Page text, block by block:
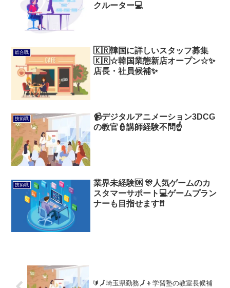
クルーター💻
総合職
🇰🇷韓国に詳しいスタッフ募集
🇰🇷☆韓国業態新店オープン☆✨
店長・社員候補✨
技術職
📹デジタルアニメーション3DCG
の教官👮講師経験不問☝️
技術職
業界未経験🆗 🎊人気ゲームのカ
スタマーサポート💻ゲームプラン
ナーも目指せます❗❗
🔰🗾埼玉県勤務🗾👦学習塾の教室長候補